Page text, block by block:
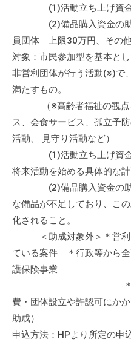
の
貸
出
な
業
お
な
っ
い
ま
。
場
(1)活動立ち上げ資金
(2)備品購入資金の助成
員団体 上限30万円、その
対象：市民参加型を基本と
非営利団体が行う活動(※)で
満たすもの。
（※高齢者福祉の観点を
ス、会食サービス、孤立予
活動、 見守り活動など）
(1)活動立ち上げ資金の
将来活動を始める具体的な計
(2)備品購入資金の助成
な備品が不足しており、こ
化されること。
＜助成対象外＞＊営利
ている案件 ＊行政等から
護保険事業
＊団体スタッ
費・団体設立や許認可にか
助成）
申込方法：HPより所定の申